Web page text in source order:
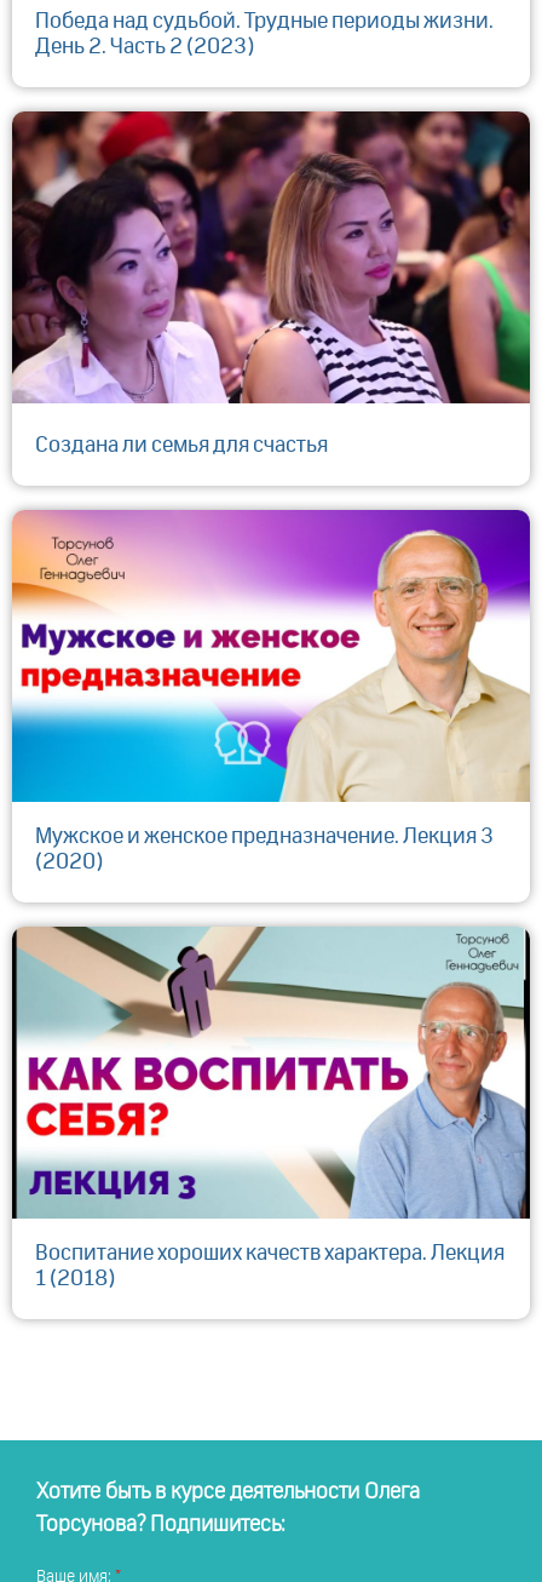
Победа над судьбой. Трудные периоды жизни.
День 2. Часть 2 (2023)
Создана ли семья для счастья
Мужское и женское предназначение. Лекция 3
(2020)
Воспитание хороших качеств характера. Лекция
1 (2018)
Хотите быть в курсе деятельности Олега
Торсунова? Подпишитесь:
Ваше имя: